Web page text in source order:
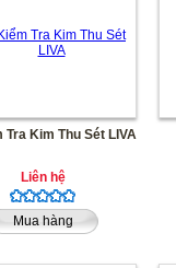
Tra Kim Thu Sét LIVA
Liên hệ
Mua hàng